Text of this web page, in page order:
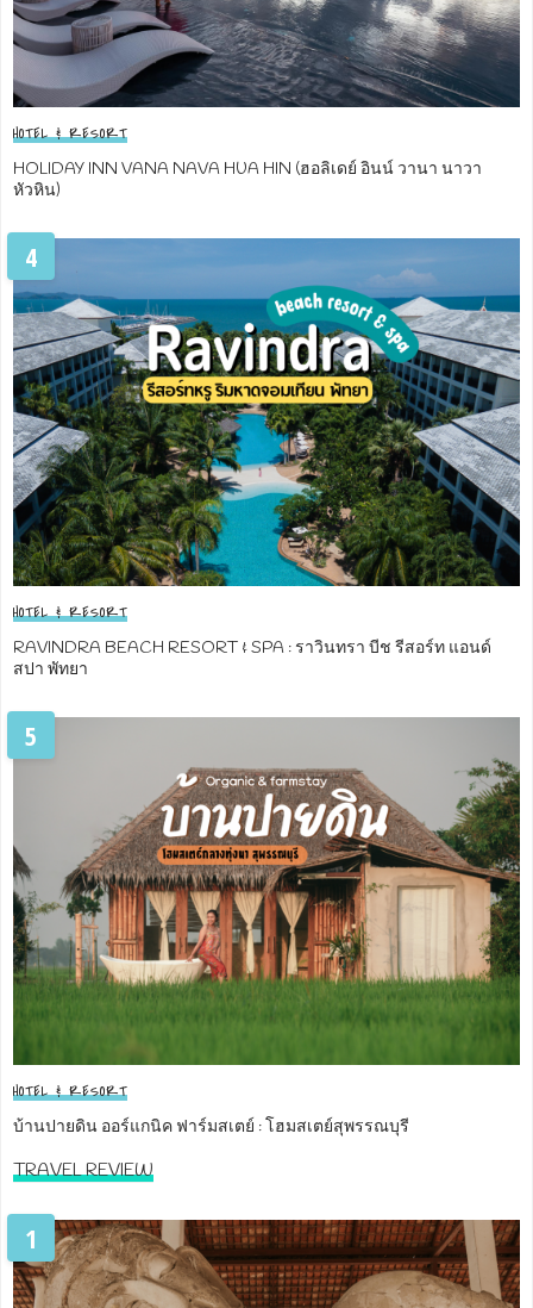
HOTEL & RESORT
HOLIDAY INN VANA NAVA HUA HIN (ฮอลิเดย์ อินน์ วานา นาวา
หัวหิน)
4
HOTEL & RESORT
RAVINDRA BEACH RESORT & SPA : ราวินทรา บีช รีสอร์ท แอนด์
สปา พัทยา
5
HOTEL & RESORT
บ้านปายดิน ออร์แกนิค ฟาร์มสเตย์ : โฮมสเตย์สุพรรณบุรี
TRAVEL REVIEW
1